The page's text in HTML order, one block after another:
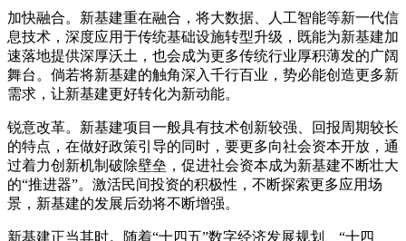
加快融合。新基建重在融合，将大数据、人工智能等新一代信
息技术，深度应用于传统基础设施转型升级，既能为新基建加
速落地提供深厚沃土，也会成为更多传统行业厚积薄发的广阔
舞台。倘若将新基建的触角深入千行百业，势必能创造更多新
需求，让新基建更好转化为新动能。
锐意改革。新基建项目一般具有技术创新较强、回报周期较长
的特点，在做好政策引导的同时，要更多向社会资本开放，通
过着力创新机制破除壁垒，促进社会资本成为新基建不断壮大
的“推进器”。激活民间投资的积极性，不断探索更多应用场
景，新基建的发展后劲将不断增强。
新基建正当其时。随着“十四五”数字经济发展规划、“十四